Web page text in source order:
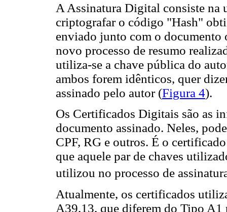
A Assinatura Digital consiste na
criptografar o código "Hash"
enviado junto com o documento
novo processo de resumo
utiliza-se a chave pública do
ambos forem idênticos, quer
assinado pelo autor (Figura 4).
Os Certificados Digitais são as
documento assinado. Neles,
CPF, RG e outros. É o
que aquele par de chaves
utilizou no processo de
Atualmente, os certificados
A39,13, que diferem do Tipo A1